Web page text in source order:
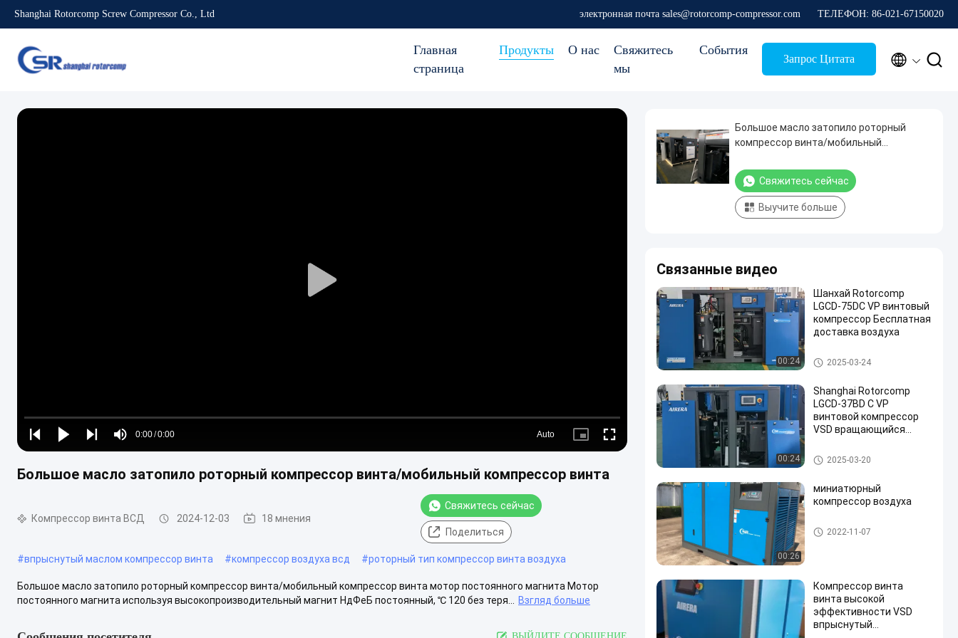
Shanghai Rotorcomp Screw Compressor Co., Ltd электронная почта sales@rotorcomp-compressor.com ТЕЛЕФОН: 86-021-67150020
Главная
страница
Продукты О нас
Свяжитесь
мы
События
Запрос Цитата  
Play
Play
Play
Play
Mute
Time
0:00/0:00
Loaded:
0%
Auto
Picture- Fullscreen
Большое масло затопило роторный компрессор винта/мобильный компрессор винта
Компрессор винта ВСД 2024-12-03 18 мнения
Свяжитесь сейчас
Поделиться
#впрыснутый маслом компрессор винта #компрессор воздуха всд #роторный тип компрессор винта воздуха
Большое масло затопило роторный компрессор винта/мобильный компрессор винта мотор постоянного магнита Мотор
постоянного магнита используя высокопроизводительный магнит НдФеБ постоянный, ℃ 120 без теря...
Взгляд больше
ВЫЙДИТЕ СООБЩЕНИЕ
Большое масло затопило роторный
компрессор винта/мобильный
Свяжитесь сейчас
Выучите больше
Связанные видео
00:24
Шанхай Rotorcomp
LGCD-75DC VP винтовый
компрессор Бесплатная
доставка воздуха
Компрессор винта ВСД
2025-03-24
00:24
Shanghai Rotorcomp
LGCD-37BD C VP
винтовой компрессор
VSD вращающийся
условий высокой
влажности
Компрессор винта ВСД
2025-03-20
00:26
миниатюрный
компрессор воздуха
Компрессор винта ВСД
2022-11-07
Компрессор винта
винта высокой
эффективности VSD
впрыснутый